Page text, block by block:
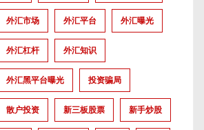
外汇市场 外汇平台 外汇曝光
外汇杠杆 外汇知识
外汇黑平台曝光 投资骗局
散户投资 新三板股票 新手炒股